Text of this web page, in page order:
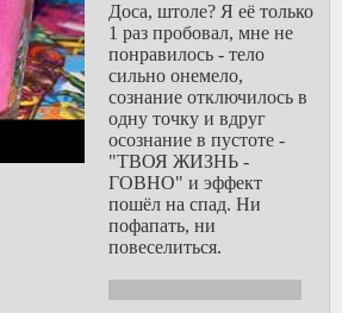
Доса, штоле? Я её только
1 раз пробовал, мне не
понравилось - тело
сильно онемело,
сознание отключилось в
одну точку и вдруг
осознание в пустоте -
"ТВОЯ ЖИЗНЬ -
ГОВНО" и эффект
пошёл на спад. Ни
пофапать, ни
повеселиться.